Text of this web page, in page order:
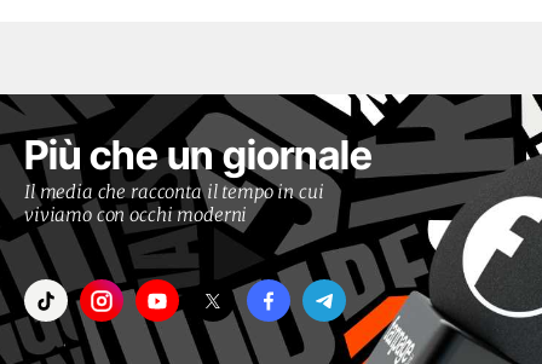
Più che un giornale
Il media che racconta il tempo in cui
viviamo con occhi moderni